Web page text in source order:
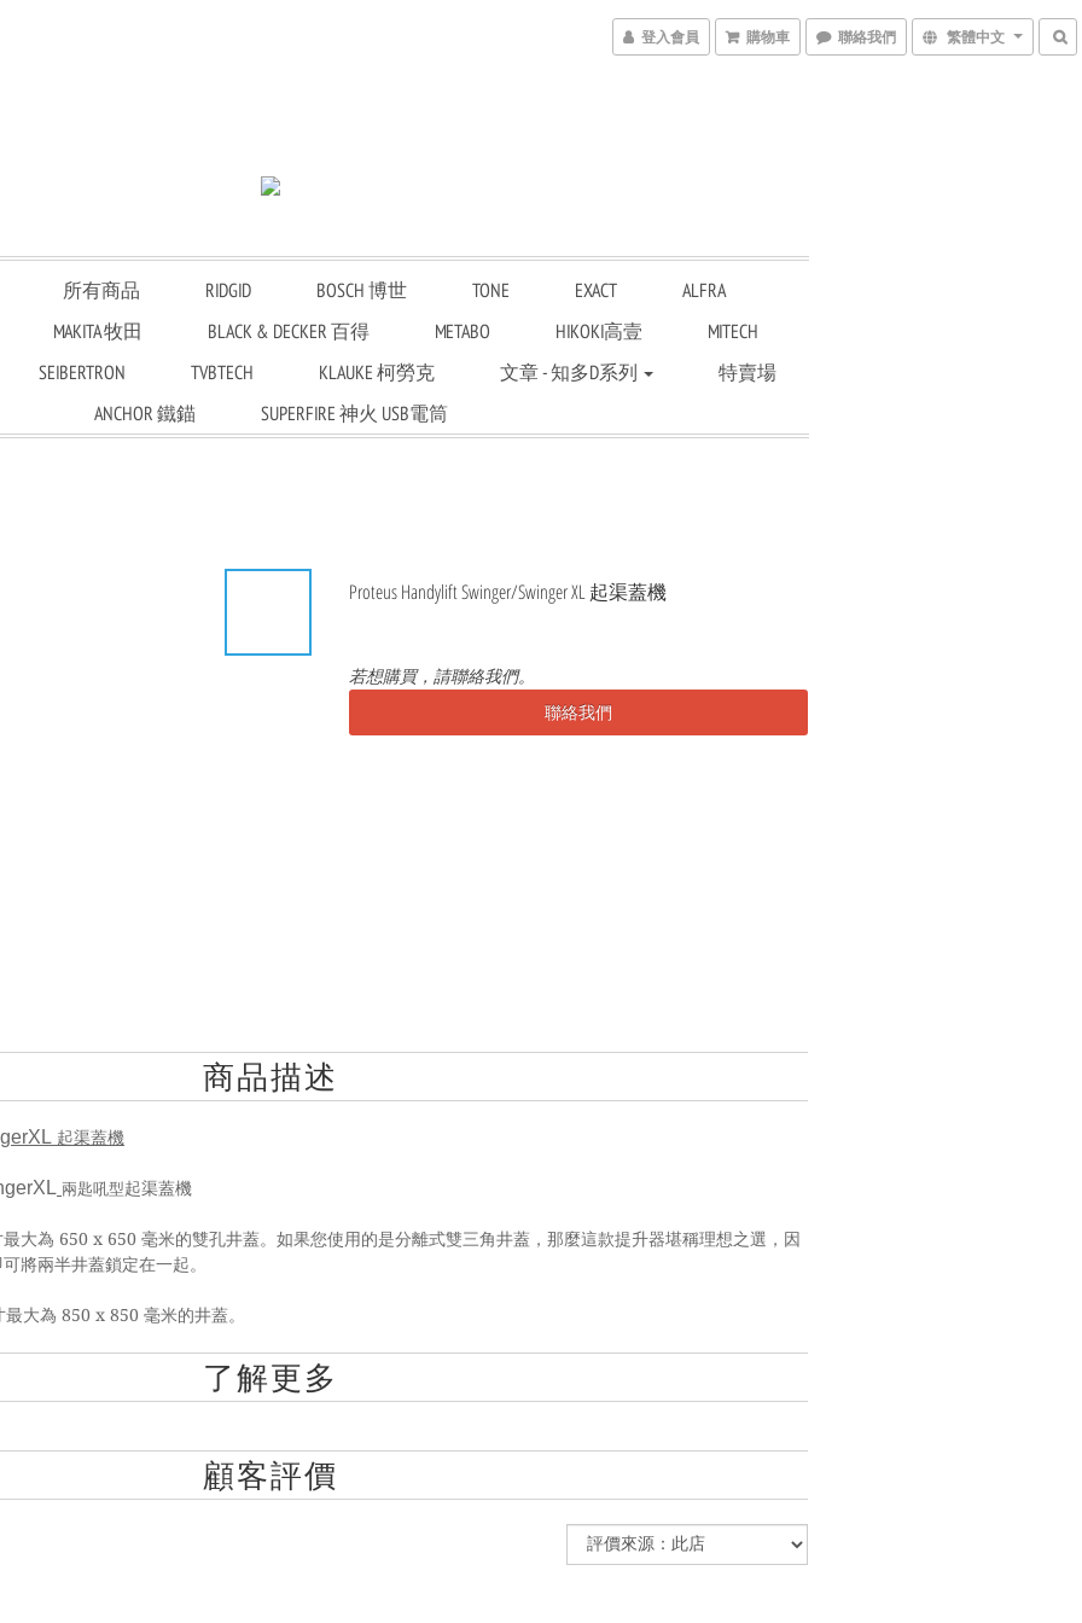
登入會員 購物車 聯絡我們 繁體中文
所有商品 RIDGID BOSCH 博世 TONE EXACT
ALFRA
MAKITA 牧田
BLACK & DECKER 百得 METABO HIKOKI高壹
MITECH
SEIBERTRON
TVBTECH KLAUKE 柯勞克 文章 - 知多D系列
特賣場
ANCHOR 鐵錨
SUPERFIRE 神火 USB電筒
Proteus Handylift Swinger/Swinger XL 起渠蓋機
若想購買，請聯絡我們。
聯絡我們
商品描述
起渠蓋機
兩匙吼型起渠蓋機
大為 650 x 650 毫米的雙孔井蓋。如果您使用的是分離式雙三角井蓋，那麼這款提升器堪稱理想之選，因
將兩半井蓋鎖定在一起。
最大為 850 x 850 毫米的井蓋。
了解更多
顧客評價